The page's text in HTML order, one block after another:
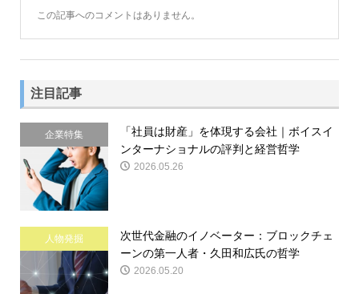
この記事へのコメントはありません。
注目記事
企業特集
「社員は財産」を体現する会社｜ボイスイ
ンターナショナルの評判と経営哲学
2026.05.26
人物発掘
次世代金融のイノベーター：ブロックチェ
ーンの第一人者・久田和広氏の哲学
2026.05.20